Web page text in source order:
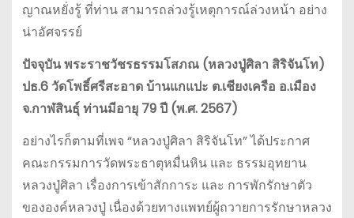
ญาณหยั่งรู้ ที่ท่าน สามารถล่วงรู้เหตุการณ์ล่วงหน้า อย่าง
น่าอัศจรรย์
ปัจจุบัน พระราชวัชรธรรมโสภณ (หลวงปู่ศิลา สิริจันโท)
ปธ.6 วัดโพธิ์ศรีสะอาด บ้านแกแปะ ต.เชียงเครือ อ.เมือง
จ.กาฬสินธุ์ ท่านมีอายุ 79 ปี (พ.ศ. 2567)
อย่างไรก็ตามที่เพจ “หลวงปู่ศิลา สิริจันโท” ได้ประกาศ
คณะกรรมการวัดพระธาตุหมื่นหิน และ ธรรมอุทยาน
หลวงปู่ศิลา เรื่องการเข้าสักการะ และ การพักรักษาตัว
ขององค์หลวงปู่ เนื่องด้วยทางแพทย์ผู้ถวายการรักษาหลวง